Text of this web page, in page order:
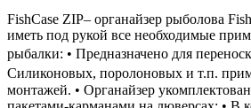
FishCase ZIP– органайзер рыболова
иметь под рукой все необходимые
рыбалки: • Предназначено для
Силиконовых, поролоновых и т.п.
монтажей. • Органайзер